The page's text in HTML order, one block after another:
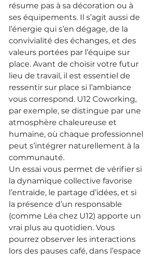
résume pas à sa décoration ou à
ses équipements. Il s’agit aussi de
l’énergie qui s’en dégage, de la
convivialité des échanges, et des
valeurs portées par l’équipe sur
place. Avant de choisir votre futur
lieu de travail, il est essentiel de
ressentir sur place si l’ambiance
vous correspond. U12 Coworking,
par exemple, se distingue par une
atmosphère chaleureuse et
humaine, où chaque professionnel
peut s’intégrer naturellement à la
communauté.
Un essai vous permet de vérifier si
la dynamique collective favorise
l’entraide, le partage d’idées, et si
la présence d’un responsable
(comme Léa chez U12) apporte un
vrai plus au quotidien. Vous
pourrez observer les interactions
lors des pauses café, dans l’espace